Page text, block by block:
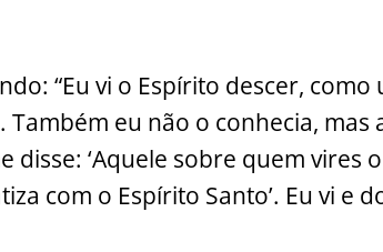
“Eu vi o Espírito descer,
eu não o conhecia, mas
disse: ‘Aquele sobre quem vires
com o Espírito Santo’. Eu vi e